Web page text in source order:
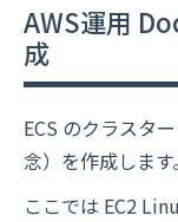
AWS運用
成
ECS のクラスタ
念）を作成します。
ここでは EC2